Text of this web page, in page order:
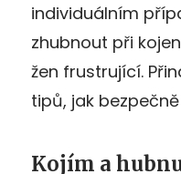
individuálním
zhubnout při
žen frustrující.
tipů, jak
Kojím a